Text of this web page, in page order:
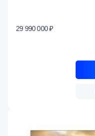
29 990 000 ₽